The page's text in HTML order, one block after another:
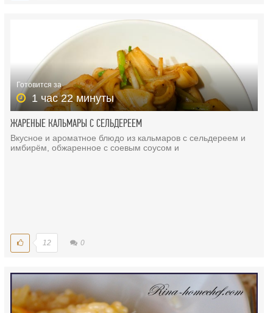
Готовится за
1 час 22 минуты
ЖАРЕНЫЕ КАЛЬМАРЫ С СЕЛЬДЕРЕЕМ
Вкусное и ароматное блюдо из кальмаров с сельдереем и
имбирём, обжаренное с соевым соусом и
12 0